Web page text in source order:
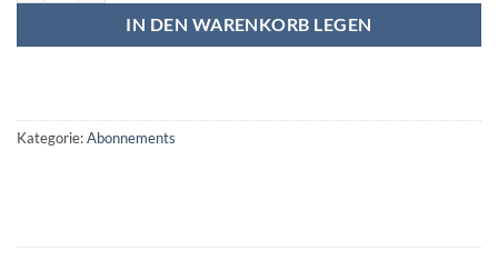
IN DEN WARENKORB LEGEN
Kategorie:Abonnements